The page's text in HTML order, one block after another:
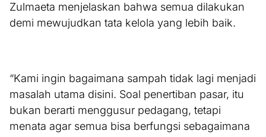
Zulmaeta menjelaskan bahwa semua dilakukan
demi mewujudkan tata kelola yang lebih baik.
“Kami ingin bagaimana sampah tidak lagi menjadi
masalah utama disini. Soal penertiban pasar, itu
bukan berarti menggusur pedagang, tetapi
menata agar semua bisa berfungsi sebagaimana